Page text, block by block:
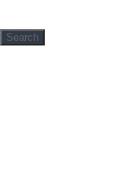
Search